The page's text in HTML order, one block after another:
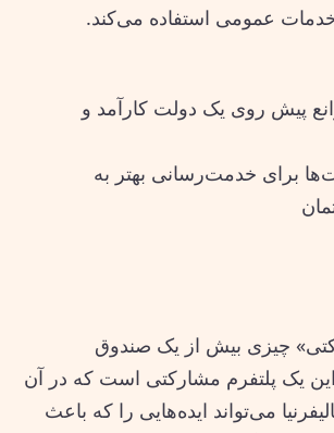
خدمات عمومی استفاده می‌کند.
پیش روی یک دولت کارآمد و
برای خدمت‌رسانی بهتر به
چیزی بیش از یک صندوق
یک پلتفرم مشارکتی است که در آن
می‌تواند ایده‌هایی را که باعث